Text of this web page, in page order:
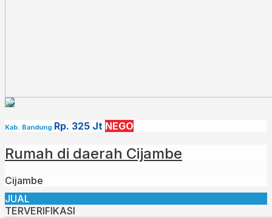
Kab. Bandung Rp. 325 Jt NEGO
Rumah di daerah Cijambe
Cijambe
JUAL
TERVERIFIKASI